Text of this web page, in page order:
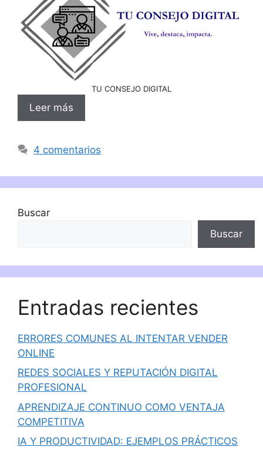
TU CONSEJO DIGITAL
Leer más
4 comentarios
Buscar
Buscar
Entradas recientes
ERRORES COMUNES AL INTENTAR VENDER
ONLINE
REDES SOCIALES Y REPUTACIÓN DIGITAL
PROFESIONAL
APRENDIZAJE CONTINUO COMO VENTAJA
COMPETITIVA
IA Y PRODUCTIVIDAD: EJEMPLOS PRÁCTICOS